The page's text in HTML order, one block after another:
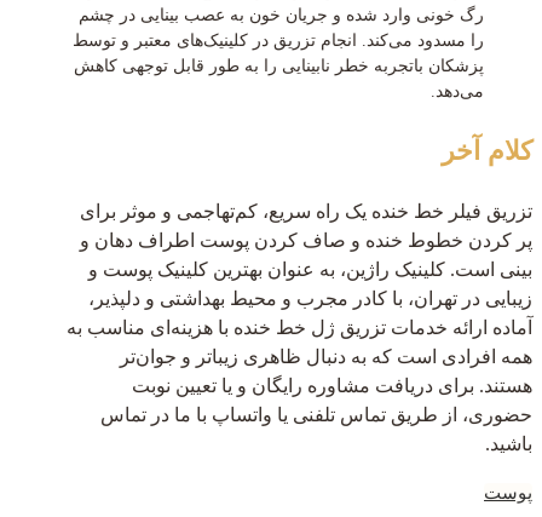
رگ خونی وارد شده و جریان خون به عصب بینایی در چشم
را مسدود می‌کند. انجام تزریق در کلینیک‌های معتبر و توسط
پزشکان باتجربه خطر نابینایی را به طور قابل توجهی کاهش
می‌دهد.
کلام آخر
تزریق فیلر خط خنده یک راه سریع، کم‌تهاجمی و موثر برای
پر کردن خطوط خنده و صاف کردن پوست اطراف دهان و
بینی است. کلینیک راژین، به عنوان بهترین کلینیک پوست و
زیبایی در تهران، با کادر مجرب و محیط بهداشتی و دلپذیر،
آماده ارائه خدمات تزریق ژل خط خنده با هزینه‌ای مناسب به
همه افرادی است که به دنبال ظاهری زیباتر و جوان‌تر
هستند. برای دریافت مشاوره رایگان و یا تعیین نوبت
حضوری، از طریق تماس تلفنی یا واتساپ با ما در تماس
باشید.
پوست